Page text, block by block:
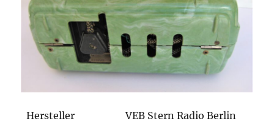
Hersteller VEB Stern Radio Berlin